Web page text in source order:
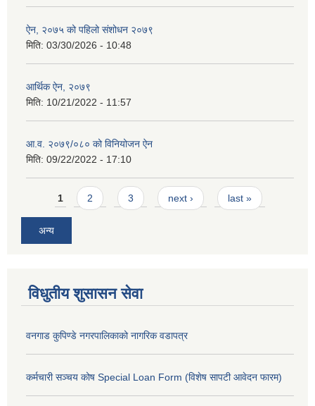
ऐन, २०७५ को पहिलो संशोधन २०७९
मिति: 03/30/2026 - 10:48
आर्थिक ऐन, २०७९
मिति: 10/21/2022 - 11:57
आ.व. २०७९/०८० को विनियोजन ऐन
मिति: 09/22/2022 - 17:10
Pages
1 2 3 next › last »
अन्य
विधुतीय शुसासन सेवा
वनगाड कुपिण्डे नगरपालिकाको नागरिक वडापत्र
कर्मचारी सञ्चय कोष Special Loan Form (विशेष सापटी आवेदन फारम)